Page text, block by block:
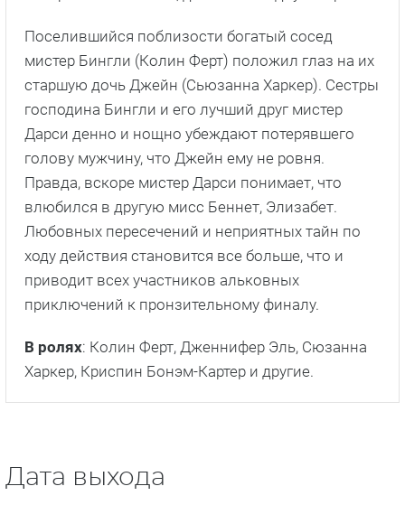
Поселившийся поблизости богатый сосед
мистер Бингли (Колин Ферт) положил глаз на их
старшую дочь Джейн (Сьюзанна Харкер). Сестры
господина Бингли и его лучший друг мистер
Дарси денно и нощно убеждают потерявшего
голову мужчину, что Джейн ему не ровня.
Правда, вскоре мистер Дарси понимает, что
влюбился в другую мисс Беннет, Элизабет.
Любовных пересечений и неприятных тайн по
ходу действия становится все больше, что и
приводит всех участников альковных
приключений к пронзительному финалу.
В ролях: Колин Ферт, Дженнифер Эль, Сюзанна
Харкер, Криспин Бонэм-Картер и другие.
Дата выхода